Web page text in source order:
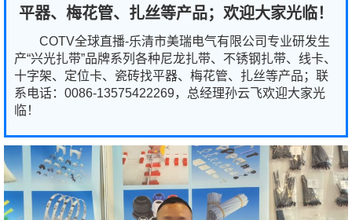
平器、梅花管、扎丝等产品；欢迎大家光临！
COTV全球直播-乐清市美瑞电气有限公司专业研发生
产“兴光扎带”品牌系列各种尼龙扎带、不锈钢扎带、线卡、
十字架、定位卡、瓷砖找平器、梅花管、扎丝等产品；联
系电话：0086-13575422269，总经理孙云飞欢迎大家光
临！